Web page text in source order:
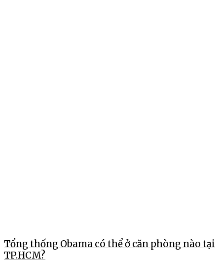
Tổng thống Obama có thể ở căn phòng nào tại
TP.HCM?